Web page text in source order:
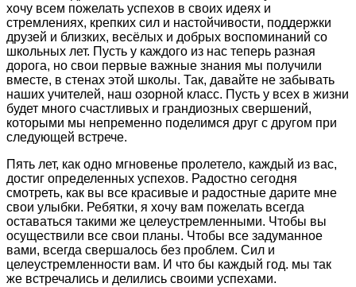
хочу всем пожелать успехов в своих идеях и
стремлениях, крепких сил и настойчивости, поддержки
друзей и близких, весёлых и добрых воспоминаний со
школьных лет. Пусть у каждого из нас теперь разная
дорога, но свои первые важные знания мы получили
вместе, в стенах этой школы. Так, давайте не забывать
наших учителей, наш озорной класс. Пусть у всех в жизни
будет много счастливых и грандиозных свершений,
которыми мы непременно поделимся друг с другом при
следующей встрече.
Пять лет, как одно мгновенье пролетело, каждый из вас,
достиг определенных успехов. Радостно сегодня
смотреть, как вы все красивые и радостные дарите мне
свои улыбки. Ребятки, я хочу вам пожелать всегда
оставаться такими же целеустремленными. Чтобы вы
осуществили все свои планы. Чтобы все задуманное
вами, всегда свершалось без проблем. Сил и
целеустремленности вам. И что бы каждый год. мы так
же встречались и делились своими успехами.